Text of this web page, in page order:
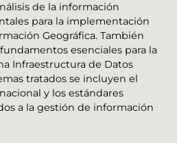
de la información
para la implementación
Geográfica. También
esenciales para la
Infraestructura de Datos
tratados se incluyen el
y los estándares
a la gestión de información